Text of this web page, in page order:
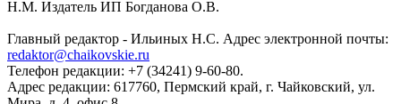
Н.М. Издатель ИП Богданова О.В.
Главный редактор - Ильиных Н.С. Адрес электронной почты:
redaktor@chaikovskie.ru
Телефон редакции: +7 (34241) 9-60-80.
Адрес редакции: 617760, Пермский край, г. Чайковский, ул.